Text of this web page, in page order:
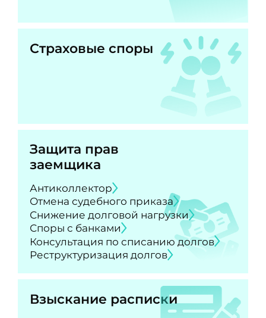
Страховые споры
Защита прав
заемщика
Антиколлектор
Отмена судебного приказа
Снижение долговой нагрузки
Споры с банками
Консультация по списанию долгов
Реструктуризация долгов
Взыскание расписки